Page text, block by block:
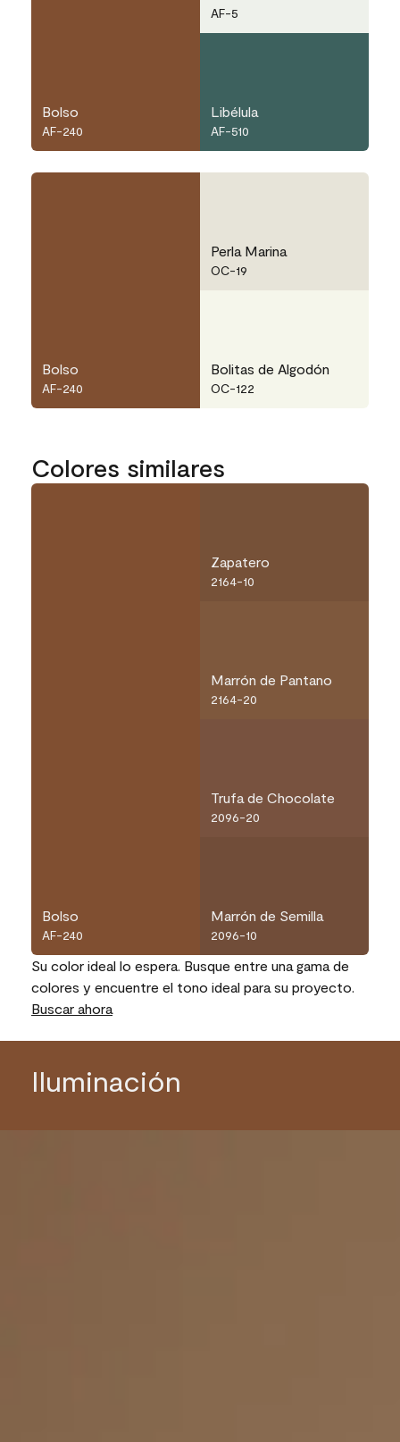
Bolso
AF-240
AF-5
Libélula
AF-510
Bolso
AF-240
Perla Marina
OC-19
Bolitas de Algodón
OC-122
Colores similares
Bolso
AF-240
Zapatero
2164-10
Marrón de Pantano
2164-20
Trufa de Chocolate
2096-20
Marrón de Semilla
2096-10
Su color ideal lo espera. Busque entre una gama de
colores y encuentre el tono ideal para su proyecto.
Buscar ahora
Iluminación